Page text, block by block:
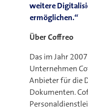
weitere
ermöglichen.“
Über Coffreo
Das im Jahr
Unternehmen
Anbieter für die
Dokumenten.